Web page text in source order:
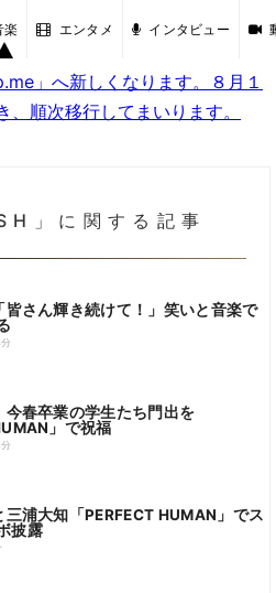
楽 エンタメ インタビュー
」へ新しくなります。８月１
、順次移行してまいります。
」に関する記事
皆さん輝き続けて！」笑いと音楽で
今春卒業の学生たち門出を
」で祝福
三浦大知「PERFECT HUMAN」でス
披露